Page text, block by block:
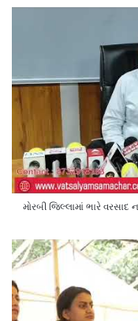
મોરબી જિલ્લામાં ભારે